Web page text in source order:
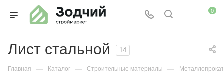
0
Лист стальной 14
Главная — Каталог — Строительные материалы —